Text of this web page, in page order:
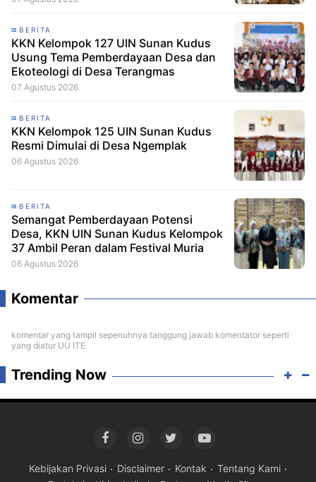
BERITA
KKN Kelompok 127 UIN Sunan Kudus
Usung Tema Pemberdayaan Desa dan
Ekoteologi di Desa Terangmas
07 Agustus 2026
BERITA
KKN Kelompok 125 UIN Sunan Kudus
Resmi Dimulai di Desa Ngemplak
06 Agustus 2026
BERITA
Semangat Pemberdayaan Potensi
Desa, KKN UIN Sunan Kudus Kelompok
37 Ambil Peran dalam Festival Muria
06 Agustus 2026
Komentar
komentar yang tampil sepenuhnya tanggung jawab komentator seperti
yang diatur UU ITE
Trending Now
Kebijakan Privasi Disclaimer Kontak
Tentang Kami